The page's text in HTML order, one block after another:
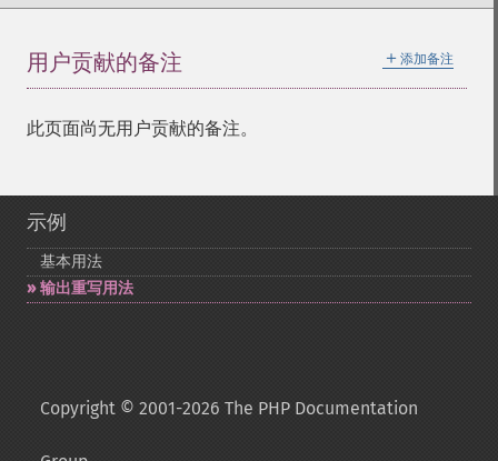
＋ 添加备注
用户贡献的备注
此页面尚无用户贡献的备注。
示例
基本用法
输出重写用法
Copyright © 2001-2026 The PHP Documentation